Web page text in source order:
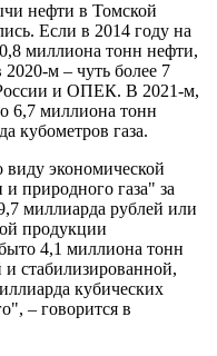
нефти в Томской
Если в 2014 году на
миллиона тонн нефти,
м – чуть более 7
и ОПЕК. В 2021-м,
6,7 миллиона тонн
кубометров газа.
экономической
природного газа" за
миллиарда рублей или
продукции
4,1 миллиона тонн
стабилизированной,
кубических
– говорится в